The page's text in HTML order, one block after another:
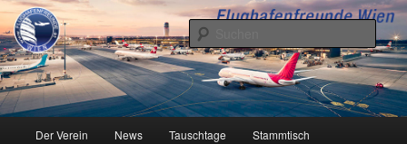
Zum
Inhalt
wechseln
Flughafenfreunde Wien
Der Verein News Tauschtage Stammtisch